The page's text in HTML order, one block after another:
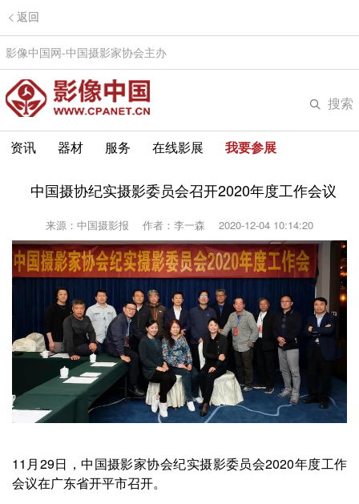
返回
影像中国网-中国摄影家协会主办
搜索
资讯 器材 服务 在线影展 我要参展
中国摄协纪实摄影委员会召开2020年度工作会议
来源：中国摄影报 作者：李一森 2020-12-04 10:14:20
11月29日，中国摄影家协会纪实摄影委员会2020年度工作
会议在广东省开平市召开。